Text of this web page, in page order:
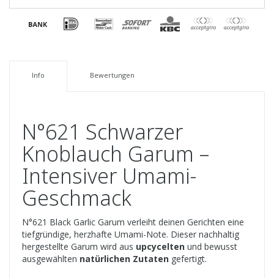
Info Bewertungen
N°621 Schwarzer
Knoblauch Garum –
Intensiver Umami-
Geschmack
N°621 Black Garlic Garum verleiht deinen Gerichten eine
tiefgründige, herzhafte Umami-Note. Dieser nachhaltig
hergestellte Garum wird aus upcycelten und bewusst
ausgewählten natürlichen Zutaten gefertigt.